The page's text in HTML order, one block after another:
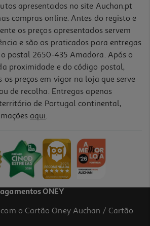
De Holly Jackson
apresentados no site Auchan.pt
compras online. Antes do registo e
os preços apresentados servem
e são os praticados para entregas
postal 2650-435 Amadora. Após o
proximidade e do código postal,
os preços em vigor na loja que serve
de recolha. Entregas apenas
de Portugal continental,
aqui.
ONEY
o Cartão Oney Auchan / Cartão